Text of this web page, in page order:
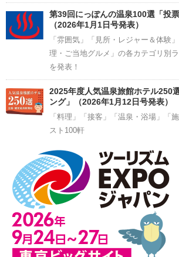
第39回にっぽんの温泉100選「投
（2026年1月1日号発表）
「雰囲気」「見所・レジャー＆体験
理・ご当地グルメ」の各カテゴリ別
を発表！
2025年度人気温泉旅館ホテル250
ング」（2026年1月12日号発表）
「料理」「接客」「温泉・浴場」「
スト100軒